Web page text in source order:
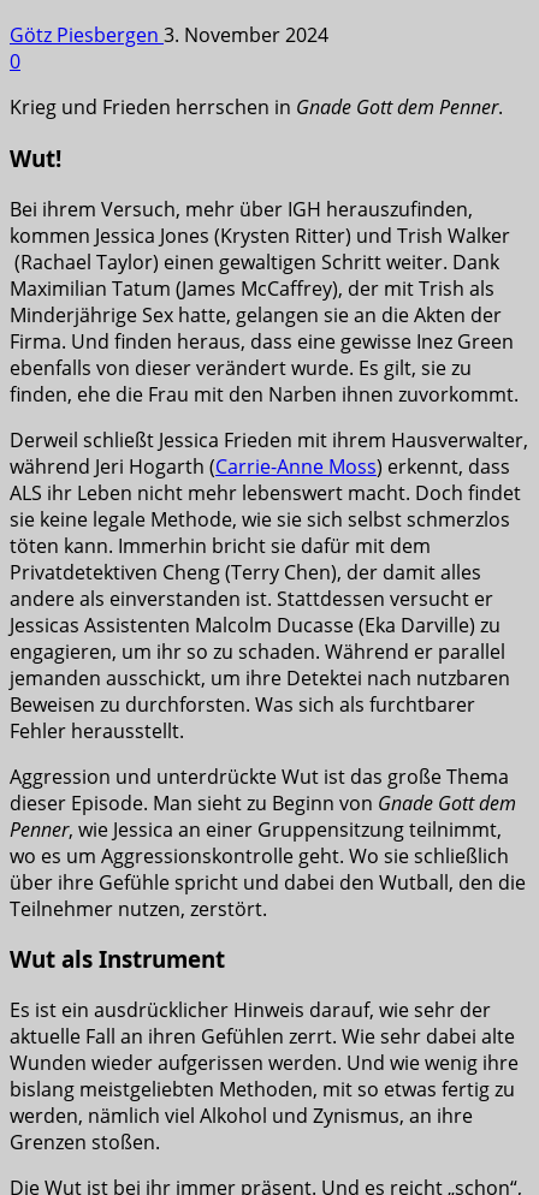
Götz Piesbergen 3. November 2024
0
Krieg und Frieden herrschen in Gnade Gott dem Penner.
Wut!
Bei ihrem Versuch, mehr über IGH herauszufinden,
kommen Jessica Jones (Krysten Ritter) und Trish Walker
(Rachael Taylor) einen gewaltigen Schritt weiter. Dank
Maximilian Tatum (James McCaffrey), der mit Trish als
Minderjährige Sex hatte, gelangen sie an die Akten der
Firma. Und finden heraus, dass eine gewisse Inez Green
ebenfalls von dieser verändert wurde. Es gilt, sie zu
finden, ehe die Frau mit den Narben ihnen zuvorkommt.
Derweil schließt Jessica Frieden mit ihrem Hausverwalter,
während Jeri Hogarth (Carrie-Anne Moss) erkennt, dass
ALS ihr Leben nicht mehr lebenswert macht. Doch findet
sie keine legale Methode, wie sie sich selbst schmerzlos
töten kann. Immerhin bricht sie dafür mit dem
Privatdetektiven Cheng (Terry Chen), der damit alles
andere als einverstanden ist. Stattdessen versucht er
Jessicas Assistenten Malcolm Ducasse (Eka Darville) zu
engagieren, um ihr so zu schaden. Während er parallel
jemanden ausschickt, um ihre Detektei nach nutzbaren
Beweisen zu durchforsten. Was sich als furchtbarer
Fehler herausstellt.
Aggression und unterdrückte Wut ist das große Thema
dieser Episode. Man sieht zu Beginn von Gnade Gott dem
Penner, wie Jessica an einer Gruppensitzung teilnimmt,
wo es um Aggressionskontrolle geht. Wo sie schließlich
über ihre Gefühle spricht und dabei den Wutball, den die
Teilnehmer nutzen, zerstört.
Wut als Instrument
Es ist ein ausdrücklicher Hinweis darauf, wie sehr der
aktuelle Fall an ihren Gefühlen zerrt. Wie sehr dabei alte
Wunden wieder aufgerissen werden. Und wie wenig ihre
bislang meistgeliebten Methoden, mit so etwas fertig zu
werden, nämlich viel Alkohol und Zynismus, an ihre
Grenzen stoßen.
Die Wut ist bei ihr immer präsent. Und es reicht „schon“,